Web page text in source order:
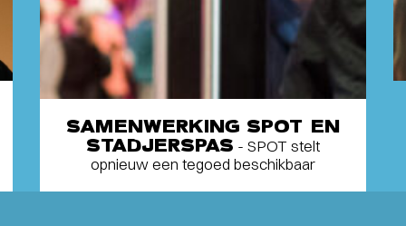
SAMENWERKING SPOT EN
STADJERSPAS - SPOT stelt
opnieuw een tegoed beschikbaar